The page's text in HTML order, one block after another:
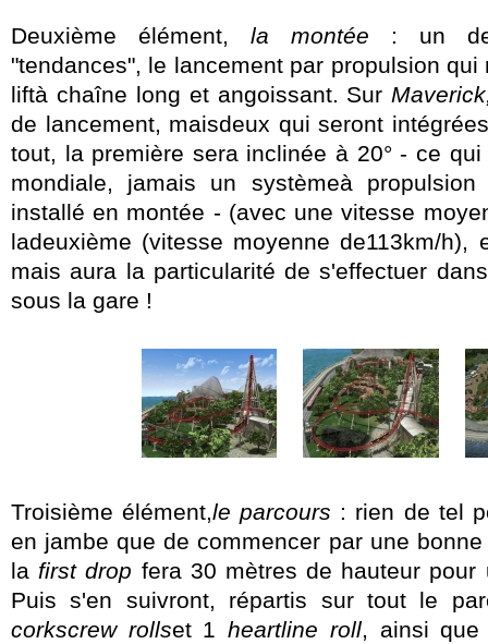
Deuxième élément, la montée : un
"tendances", le lancement par propulsion
liftà chaîne long et angoissant. Sur
de lancement, maisdeux qui seront
tout, la première sera inclinée à 20° - ce
mondiale, jamais un systèmeà
installé en montée - (avec une vitesse
ladeuxième (vitesse moyenne de113km/h),
mais aura la particularité de s'effectuer
sous la gare !
Troisième élément,le parcours : rien de tel
en jambe que de commencer par une
lafirst drop fera 30 mètres de hauteur pour
Puis s'en suivront, répartis sur tout le
corkscrew rollset 1heartline roll, ainsi que